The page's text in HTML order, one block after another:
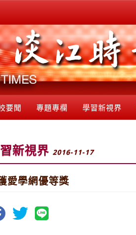
要聞 專題專欄 學習新視界
新視界 2016-11-17
愛學網優等獎